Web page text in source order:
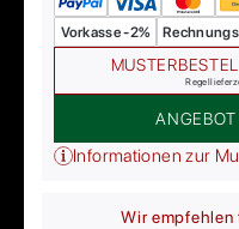
Vorkasse -2%
Informationen zur
Wir